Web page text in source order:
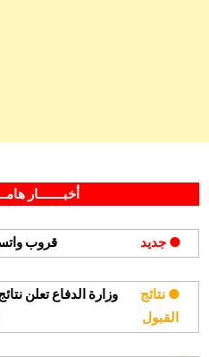
مصرف
الراجحي
يعلن
ومبيعات
وصرافة
أخبـــــــار
● جديد قروب
● نتائج
القبول
وزارة الدفاع تعلن